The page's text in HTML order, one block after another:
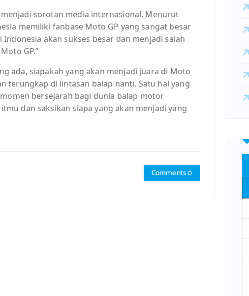
sorotan media internasional. Menurut
memiliki fanbase Moto GP yang sangat besar
akan sukses besar dan menjadi salah
GP.”
ada, siapakah yang akan menjadi juara di Moto
terungkap di lintasan balap nanti. Satu hal yang
bersejarah bagi dunia balap motor
dan saksikan siapa yang akan menjadi yang
Comments 0